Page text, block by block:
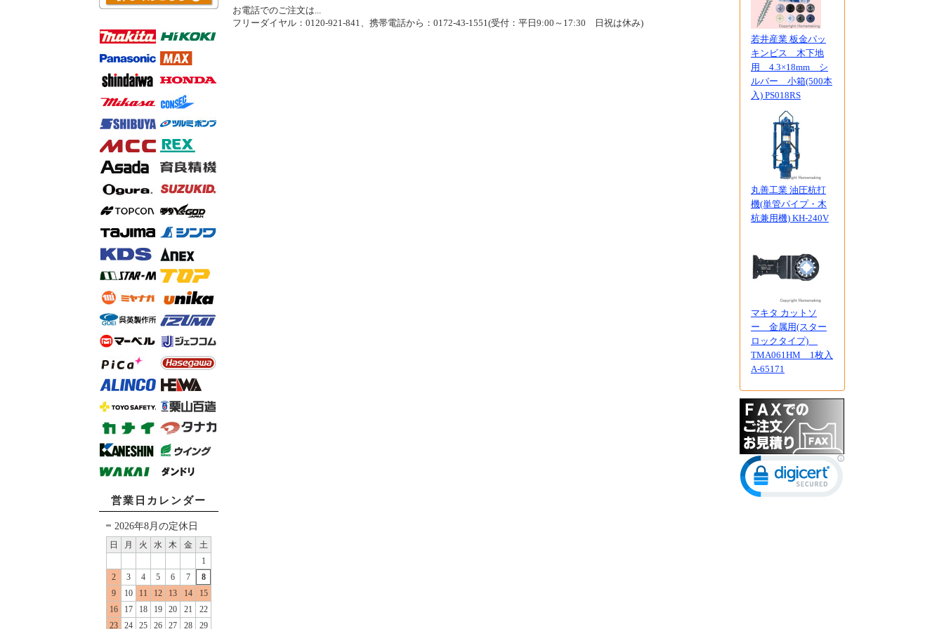
営業日カレンダー
2026年8月の定休日
日 月 火 水 木 金
土
1
2
3 4 5 6 7
8
9
10 11 12 13 14
15
16
17 18 19 20 21
22
23
24 25 26 27 28 29
お電話でのご注文は...
フリーダイヤル：0120-921-841、携帯電話から：0172-43-1551(受付：平日9:00～17:30 日祝は休み)
若井産業 板金パッ
キンビス 木下地
用 4.3×18mm シ
ルバー 小箱(500本
入) PS018RS
丸善工業 油圧杭打
機(単管パイプ・木
杭兼用機) KH-240V
マキタ カットソ
ー 金属用(スター
ロックタイプ)
TMA061HM 1枚入
A-65171